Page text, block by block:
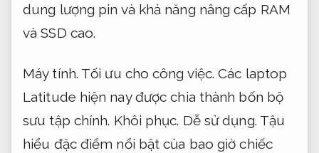
dung lượng pin và khả năng nâng cấp RAM
và SSD cao.
Máy tính. Tối ưu cho công việc. Các laptop
Latitude hiện nay được chia thành bốn bộ
sưu tập chính. Khôi phục. Dễ sử dụng. Tậu
hiểu đặc điểm nổi bật của bao giờ chiếc